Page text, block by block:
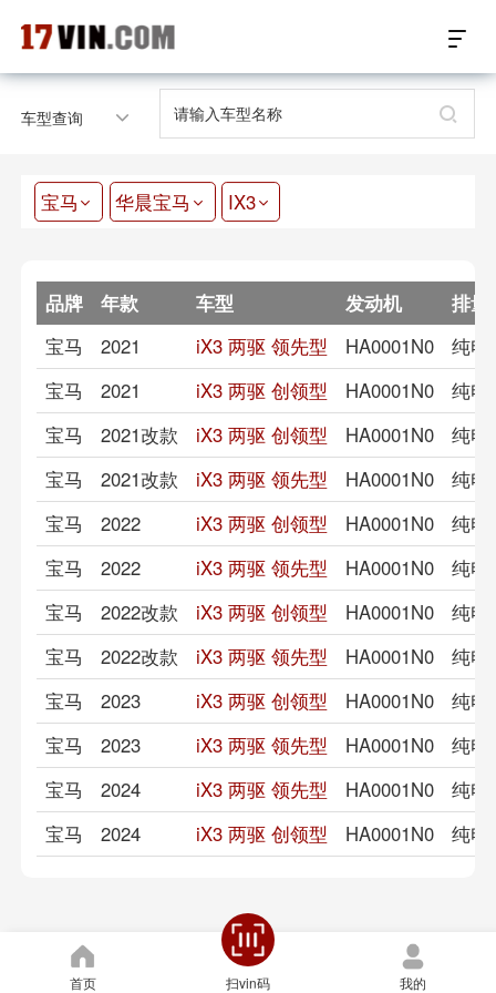
17VIN车架号查询首页
17位车架号查询
汽配产品电子目录
微信群智能客服
个性化私人定制
关于我们
车型查询
宝马 华晨宝马 IX3
品牌 年款 车型 发动机
排量
宝马
2021 iX3 两驱 领先型 HA0001N0
纯电
宝马
2021 iX3 两驱 创领型 HA0001N0
纯电
宝马
2021改款 iX3 两驱 创领型 HA0001N0
纯电
宝马
2021改款 iX3 两驱 领先型 HA0001N0
纯电
宝马
2022 iX3 两驱 创领型 HA0001N0
纯电
宝马
2022 iX3 两驱 领先型 HA0001N0
纯电
宝马
2022改款 iX3 两驱 创领型 HA0001N0
纯电
宝马
2022改款 iX3 两驱 领先型 HA0001N0
纯电
宝马
2023 iX3 两驱 创领型 HA0001N0
纯电
宝马
2023 iX3 两驱 领先型 HA0001N0
纯电
宝马
2024 iX3 两驱 领先型 HA0001N0
纯电
宝马
2024 iX3 两驱 创领型 HA0001N0 纯电
首页 扫vin码 我的